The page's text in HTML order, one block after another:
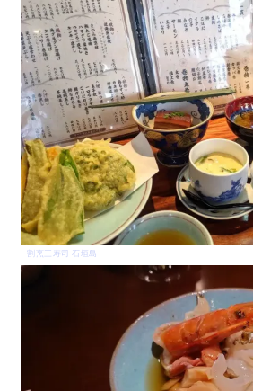
割烹三寿司 石垣島